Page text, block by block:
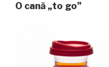
O cană „to go”